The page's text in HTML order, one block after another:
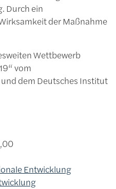
Durch ein
der Maßnahme
Wettbewerb
vom
dem Deutsches Institut
Entwicklung